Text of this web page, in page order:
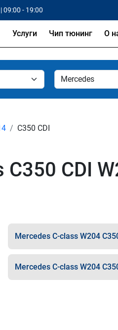
09:00 - 19:00
Услуги Чип тюнинг О
C350 CDI
CDI
Mercedes C-class W204
Mercedes C-class W204